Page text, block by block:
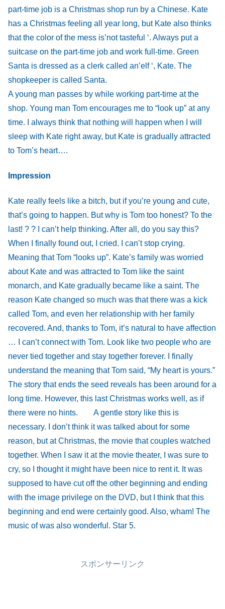
part-time job is a Christmas shop run by a Chinese. Kate
has a Christmas feeling all year long, but Kate also thinks
that the color of the mess is’not tasteful ‘. Always put a
suitcase on the part-time job and work full-time. Green
Santa is dressed as a clerk called an’elf ‘, Kate. The
shopkeeper is called Santa.
A young man passes by while working part-time at the
shop. Young man Tom encourages me to “look up” at any
time. I always think that nothing will happen when I will
sleep with Kate right away, but Kate is gradually attracted
to Tom’s heart….
Impression
Kate really feels like a bitch, but if you’re young and cute,
that’s going to happen. But why is Tom too honest? To the
last! ? ? I can’t help thinking. After all, do you say this?
When I finally found out, I cried. I can’t stop crying.
Meaning that Tom “looks up”. Kate’s family was worried
about Kate and was attracted to Tom like the saint
monarch, and Kate gradually became like a saint. The
reason Kate changed so much was that there was a kick
called Tom, and even her relationship with her family
recovered. And, thanks to Tom, it’s natural to have affection
… I can’t connect with Tom. Look like two people who are
never tied together and stay together forever. I finally
understand the meaning that Tom said, “My heart is yours.”
The story that ends the seed reveals has been around for a
long time. However, this last Christmas works well, as if
there were no hints. A gentle story like this is
necessary. I don’t think it was talked about for some
reason, but at Christmas, the movie that couples watched
together. When I saw it at the movie theater, I was sure to
cry, so I thought it might have been nice to rent it. It was
supposed to have cut off the other beginning and ending
with the image privilege on the DVD, but I think that this
beginning and end were certainly good. Also, wham! The
music of was also wonderful. Star 5.
スポンサーリンク